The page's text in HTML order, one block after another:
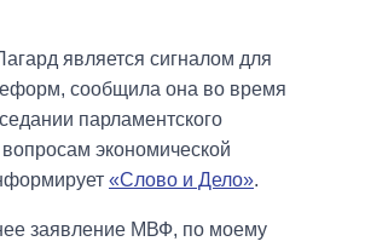
является сигналом для
сообщила она во время
парламентского
вопросам экономической
«Слово и Дело».
заявление МВФ, по моему